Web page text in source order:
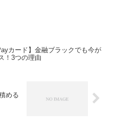
カード】金融ブラックでも今が
！3つの理由
める